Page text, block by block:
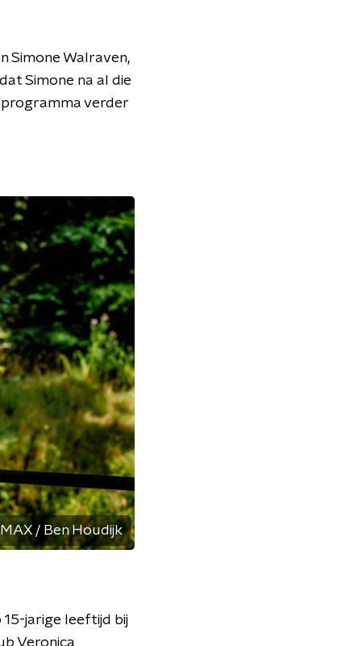
Simone Walraven,
Simone na al die
programma verder
MAX / Ben Houdijk
jarige leeftijd bij
Veronica